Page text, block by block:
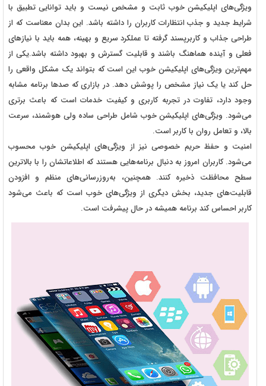
ویژگی‌های اپلیکیشن خوب ثابت و مشخص نیست و باید توانایی تطبیق با
شرایط جدید و جذب انتظارات کاربران را داشته باشد. این بدان معناست که از
طراحی جذاب و کاربرپسند گرفته تا عملکرد سریع و بهینه، همه باید با نیازهای
فعلی و آینده هماهنگ باشند و قابلیت گسترش و بهبود داشته باشد.یکی از
مهم‌ترین ویژگی‌های اپلیکیشن خوب این است که بتواند یک مشکل واقعی را
حل کند یا یک نیاز مشخص را پوشش دهد. در بازاری که صدها برنامه مشابه
وجود دارد، تفاوت در تجربه کاربری و کیفیت خدمات است که باعث برتری
می‌شود. ویژگی‌های اپلیکیشن خوب شامل طراحی ساده ولی هوشمند، سرعت
بالا، و تعامل روان با کاربر است.
امنیت و حفظ حریم خصوصی نیز از ویژگی‌های اپلیکیشن خوب محسوب
می‌شود. کاربران امروز به دنبال برنامه‌هایی هستند که اطلاعاتشان را با بالاترین
سطح محافظت ذخیره کنند. همچنین، به‌روزرسانی‌های منظم و افزودن
قابلیت‌های جدید، بخش دیگری از ویژگی‌های خوب است که باعث می‌شود
کاربر احساس کند برنامه همیشه در حال پیشرفت است.